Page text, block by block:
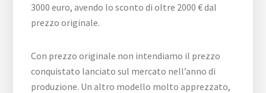
3000 euro, avendo lo sconto di oltre 2000 € dal
prezzo originale.
Con prezzo originale non intendiamo il prezzo
conquistato lanciato sul mercato nell’anno di
produzione. Un altro modello molto apprezzato,